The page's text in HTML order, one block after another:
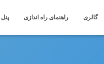
گالری راهنمای راه اندازی